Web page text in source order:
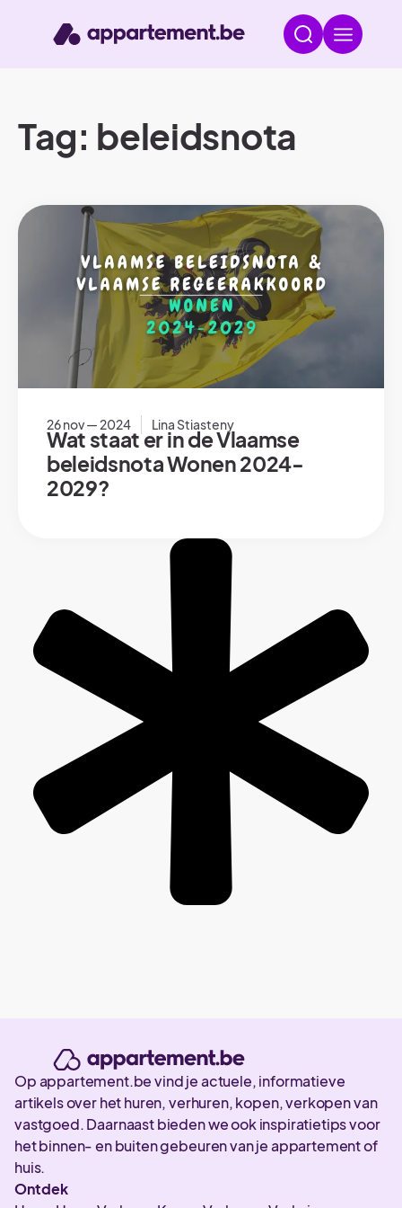
Tag: beleidsnota
26 nov — 2024 Lina Stiasteny
Wat staat er in de Vlaamse
beleidsnota Wonen 2024-
2029?
Op appartement.be vind je actuele, informatieve
artikels over het huren, verhuren, kopen, verkopen van
vastgoed. Daarnaast bieden we ook inspiratietips voor
het binnen- en buiten gebeuren van je appartement of
huis.
Ontdek